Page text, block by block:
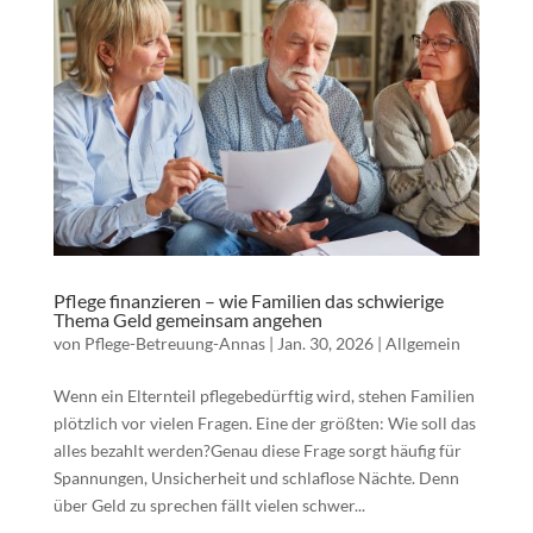
Pflege finanzieren – wie Familien das schwierige
Thema Geld gemeinsam angehen
von Pflege-Betreuung-Annas| Jan. 30, 2026| Allgemein
Wenn ein Elternteil pflegebedürftig wird, stehen Familien
plötzlich vor vielen Fragen. Eine der größten: Wie soll das
alles bezahlt werden?Genau diese Frage sorgt häufig für
Spannungen, Unsicherheit und schlaflose Nächte. Denn
über Geld zu sprechen fällt vielen schwer...